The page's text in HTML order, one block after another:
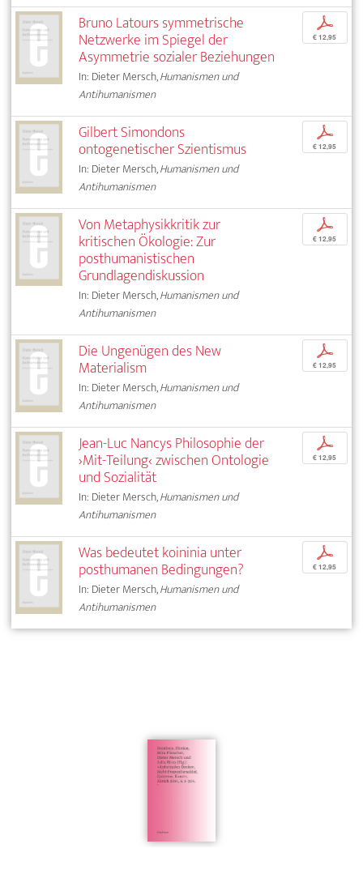
Bruno Latours symmetrische
Netzwerke im Spiegel der
Asymmetrie sozialer Beziehungen
In: Dieter Mersch,Humanismen und
Antihumanismen
p
€ 12,95
Gilbert Simondons
ontogenetischer Szientismus
In: Dieter Mersch,Humanismen und
Antihumanismen
p
€ 12,95
Von Metaphysikkritik zur
kritischen Ökologie: Zur
posthumanistischen
Grundlagendiskussion
In: Dieter Mersch,Humanismen und
Antihumanismen
p
€ 12,95
Die Ungenügen des New
Materialism
In: Dieter Mersch,Humanismen und
Antihumanismen
p
€ 12,95
Jean-Luc Nancys Philosophie der
›Mit-Teilung‹ zwischen Ontologie
und Sozialität
In: Dieter Mersch,Humanismen und
Antihumanismen
p
€ 12,95
Was bedeutet koininia unter
posthumanen Bedingungen?
In: Dieter Mersch,Humanismen und
Antihumanismen
p
€ 12,95